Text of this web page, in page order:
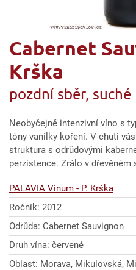
Cabernet
Krška
pozdní sběr, suché
Neobyčejně intenzivní víno s
tóny vanilky koření. V chuti
struktura s odrůdovými
perzistence. Zrálo v dřevěném
PALAVIA Vinum - P. Krška
Ročník: 2012
Odrůda: Cabernet Sauvignon
Druh vína: červené
Oblast: Morava, Mikulovská,